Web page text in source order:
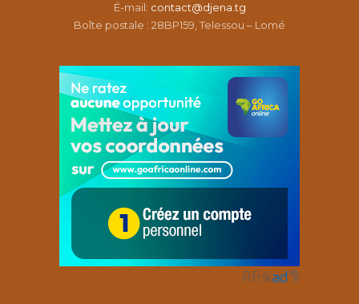
É-mail: contact@djena.tg
Boîte postale : 28BP159, Telessou – Lomé